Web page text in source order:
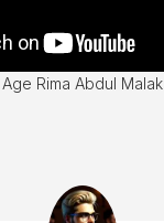
Age Rima Abdul Malak